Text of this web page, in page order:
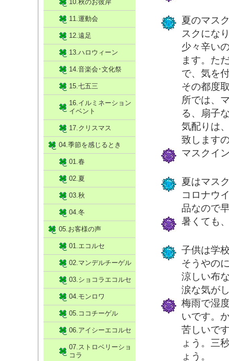
夏のマス
スクにな
少々辛い
ます。た
で、気を
その都度
所では、
る、扇子
気配りは
致します
マスクイ
夏はマス
コロナウ
品なので
暑くても
子供は学
そうやの
涼しい布
涙な気が
梅雨で湿
いです。
苦しいで
ょう。三
ょう。
10.秋のお彼岸
11.運動会
12.遠足
13.ハロウィーン
14.音楽会･文化祭
15.七五三
16.イルミネーション
イベント
17.クリスマス
04.季節を感じるとき
01.春
02.夏
03.秋
04.冬
05.お客様の声
01.エコルセ
02.マンデルチーゲル
03.ショコラエコルセ
04.モンロワ
05.ココチーゲル
06.アイシーエコルセ
07.ストロベリーショ
コラ